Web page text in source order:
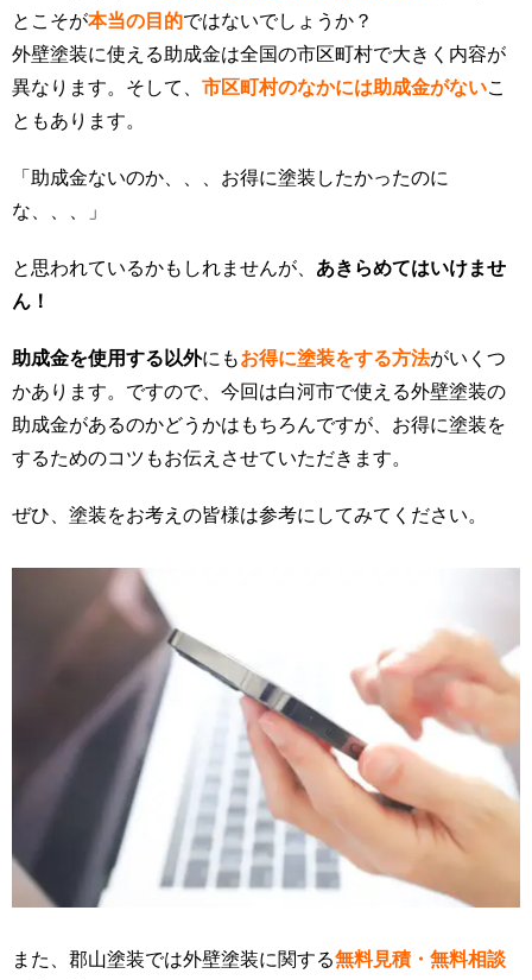
とこそが本当の目的ではないでしょうか？
外壁塗装に使える助成金は全国の市区町村で大きく内容が
異なります。そして、 市区町村のなかには助成金がないこ
ともあります。
「助成金ないのか、、、お得に塗装したかったのに
な、、、」
と思われているかもしれませんが、 あきらめてはいけませ
ん！
助成金を使用する以外にもお得に塗装をする方法がいくつ
かあります。ですので、今回は白河市で使える外壁塗装の
助成金があるのかどうかはもちろんですが、お得に塗装を
するためのコツもお伝えさせていただきます。
ぜひ、塗装をお考えの皆様は参考にしてみてください。
また、郡山塗装では外壁塗装に関する無料見積・無料相談